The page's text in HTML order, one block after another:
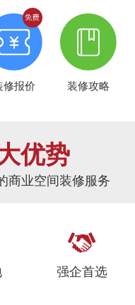
修报价 装修攻略
优势
商业空间装修服务
强企首选